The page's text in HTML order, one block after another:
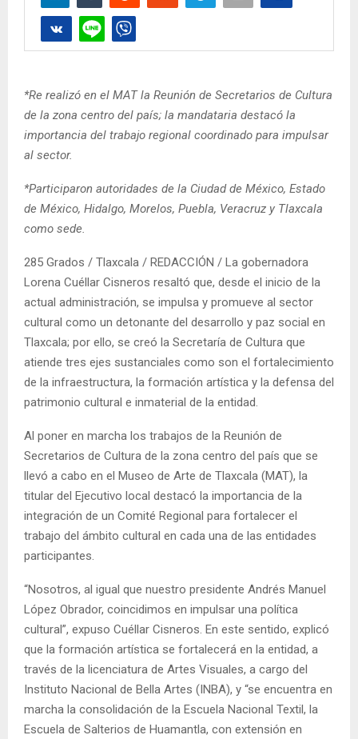
*Re realizó en el MAT la Reunión de Secretarios de Cultura
de la zona centro del país; la mandataria destacó la
importancia del trabajo regional coordinado para impulsar
al sector.
*Participaron autoridades de la Ciudad de México, Estado
de México, Hidalgo, Morelos, Puebla, Veracruz y Tlaxcala
como sede.
285 Grados / Tlaxcala / REDACCIÓN / La gobernadora
Lorena Cuéllar Cisneros resaltó que, desde el inicio de la
actual administración, se impulsa y promueve al sector
cultural como un detonante del desarrollo y paz social en
Tlaxcala; por ello, se creó la Secretaría de Cultura que
atiende tres ejes sustanciales como son el fortalecimiento
de la infraestructura, la formación artística y la defensa del
patrimonio cultural e inmaterial de la entidad.
Al poner en marcha los trabajos de la Reunión de
Secretarios de Cultura de la zona centro del país que se
llevó a cabo en el Museo de Arte de Tlaxcala (MAT), la
titular del Ejecutivo local destacó la importancia de la
integración de un Comité Regional para fortalecer el
trabajo del ámbito cultural en cada una de las entidades
participantes.
“Nosotros, al igual que nuestro presidente Andrés Manuel
López Obrador, coincidimos en impulsar una política
cultural”, expuso Cuéllar Cisneros. En este sentido, explicó
que la formación artística se fortalecerá en la entidad, a
través de la licenciatura de Artes Visuales, a cargo del
Instituto Nacional de Bella Artes (INBA), y “se encuentra en
marcha la consolidación de la Escuela Nacional Textil, la
Escuela de Salterios de Huamantla, con extensión en